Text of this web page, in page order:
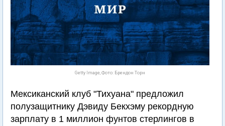
Getty Image, Фото: Брендон Торн
Мексиканский клуб "Тихуана" предложил
полузащитнику Дэвиду Бекхэму рекордную
зарплату в 1 миллион фунтов стерлингов в